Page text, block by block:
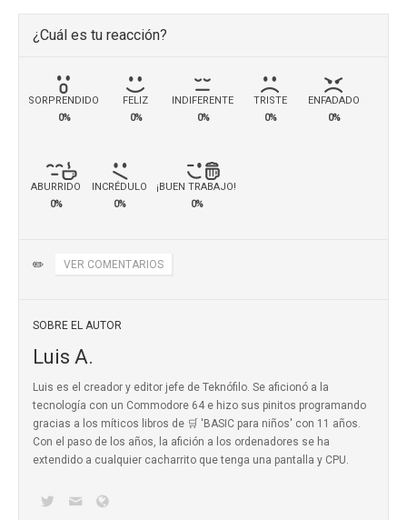
¿Cuál es tu reacción?
SORPRENDIDO
0%
FELIZ
0%
INDIFERENTE
0%
TRISTE
0%
ENFADADO
0%
ABURRIDO
0%
INCRÉDULO
0%
¡BUEN TRABAJO!
0%
✏️ VER COMENTARIOS
SOBRE EL AUTOR
Luis A.
Luis es el creador y editor jefe de Teknófilo. Se aficionó a la
tecnología con un Commodore 64 e hizo sus pinitos programando
gracias a los míticos libros de 🛒 'BASIC para niños' con 11 años.
Con el paso de los años, la afición a los ordenadores se ha
extendido a cualquier cacharrito que tenga una pantalla y CPU.